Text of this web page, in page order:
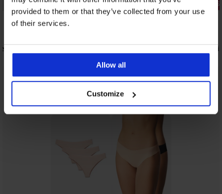
provided to them or that they’ve collected from your use
of their services.
Allow all
Customize
4,9
Korting -70%
5,40 €17,99 €
3+1 GRATIS
String
Uit dezelfde collectie